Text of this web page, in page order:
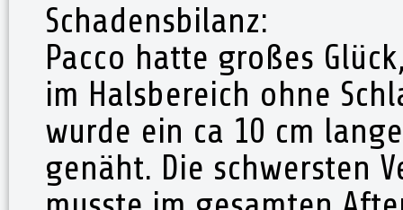
Schadensbilanz:
Pacco hatte großes
im Halsbereich ohne
wurde ein ca 10 cm
genäht. Die schwersten